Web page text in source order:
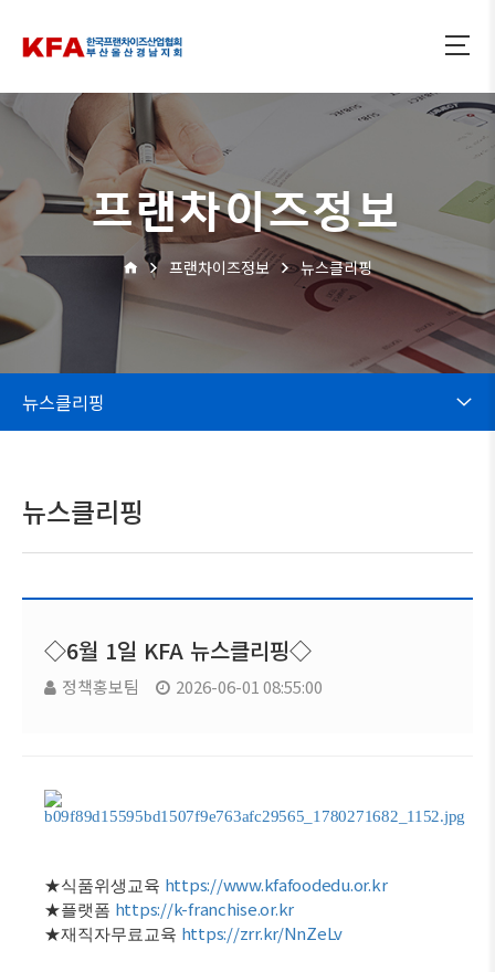
프랜차이즈정보
프랜차이즈정보 뉴스클리핑
뉴스클리핑
뉴스클리핑
◇6월 1일 KFA 뉴스클리핑◇
정책홍보팀 2026-06-01 08:55:00
★식품위생교육 https://www.kfafoodedu.or.kr
★플랫폼 https://k-franchise.or.kr
★재직자무료교육 https://zrr.kr/NnZeLv